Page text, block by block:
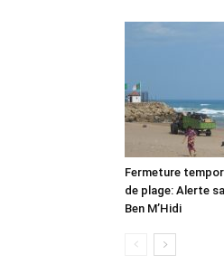
Fermeture
de plage: Alerte
Ben M’Hidi